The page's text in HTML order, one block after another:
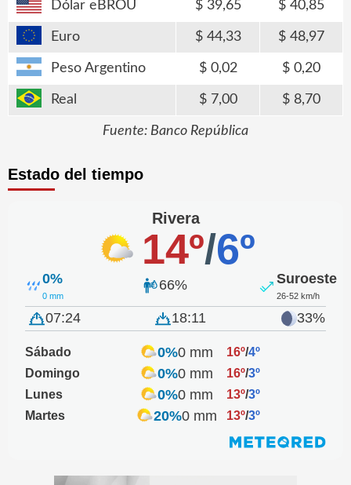
Dólar eBROU 39,65 40,85
Euro 44,33 48,97
Peso Argentino 0,02 0,20
Real 7,00 8,70
Fuente: Banco República
Estado del tiempo
Rivera
14º/6º
0%
0 mm
66% Suroeste
26-52 km/h
07:24 18:11 33%
Sábado 0%0 mm 16º/4º
Domingo
0%0 mm 16º/3º
Lunes
0%0 mm 13º/3º
Martes
20%0 mm 13º/3º